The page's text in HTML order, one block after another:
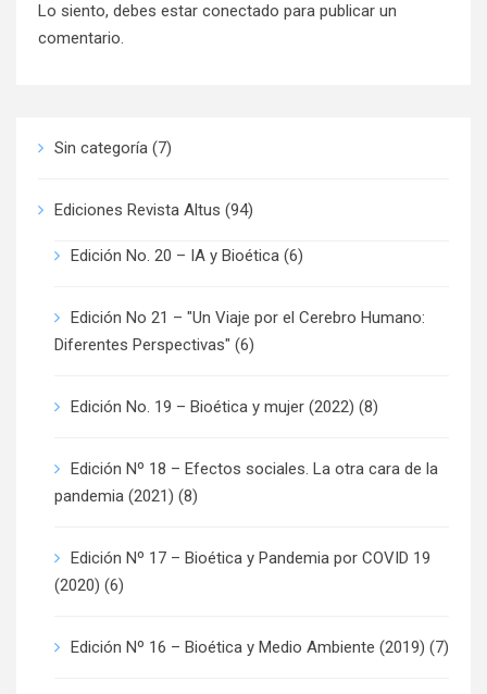
Lo siento, debes estar conectado para publicar un
comentario.
Sin categoría (7)
Ediciones Revista Altus (94)
Edición No. 20 – IA y Bioética (6)
Edición No 21 – "Un Viaje por el Cerebro Humano:
Diferentes Perspectivas" (6)
Edición No. 19 – Bioética y mujer (2022) (8)
Edición Nº 18 – Efectos sociales. La otra cara de la
pandemia (2021) (8)
Edición Nº 17 – Bioética y Pandemia por COVID 19
(2020) (6)
Edición Nº 16 – Bioética y Medio Ambiente (2019) (7)